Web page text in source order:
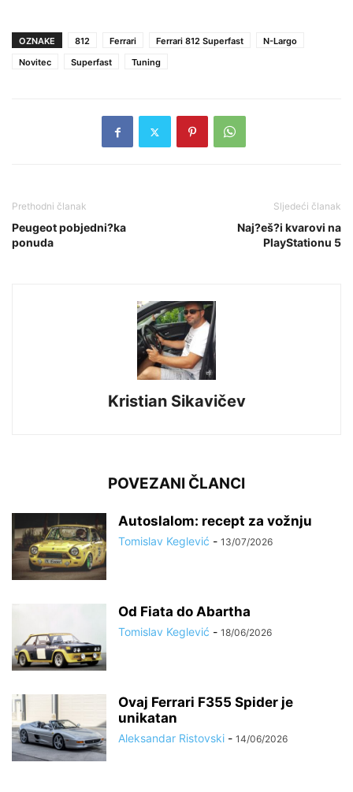
OZNAKE 812 Ferrari Ferrari 812 Superfast
N-Largo
Novitec
Superfast Tuning
Prethodni članak
Peugeot pobjedni?ka
ponuda
Sljedeći članak
Naj?eš?i kvarovi na
PlayStationu 5
Kristian Sikavičev
POVEZANI ČLANCI
Autoslalom: recept za vožnju
Tomislav Keglević - 13/07/2026
Od Fiata do Abartha
Tomislav Keglević - 18/06/2026
Ovaj Ferrari F355 Spider je
unikatan
Aleksandar Ristovski - 14/06/2026